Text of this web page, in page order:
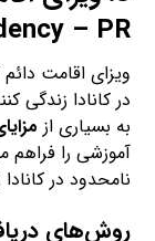
– PR)
ویزای اقامت
در کانادا زندگی
به بسیاری از
آموزشی را فراهم
نامحدود در
روش‌های